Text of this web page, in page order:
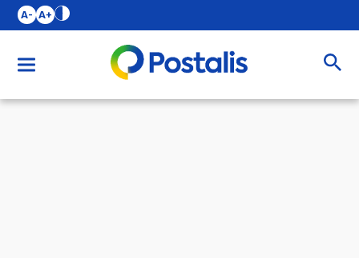
A- A+
Buscar